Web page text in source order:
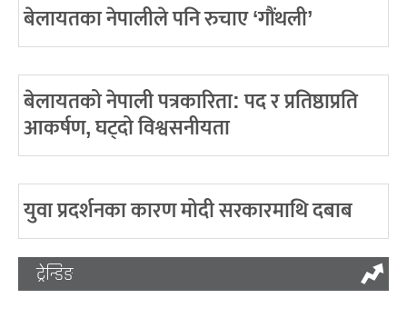
बेलायतका नेपालीले पनि रुचाए ‘गौंथली’
बेलायतको नेपाली पत्रकारिता: पद र प्रतिष्ठाप्रति
आकर्षण, घट्दो विश्वसनीयता
युवा प्रदर्शनका कारण मोदी सरकारमाथि दबाब
ट्रेन्डिङ